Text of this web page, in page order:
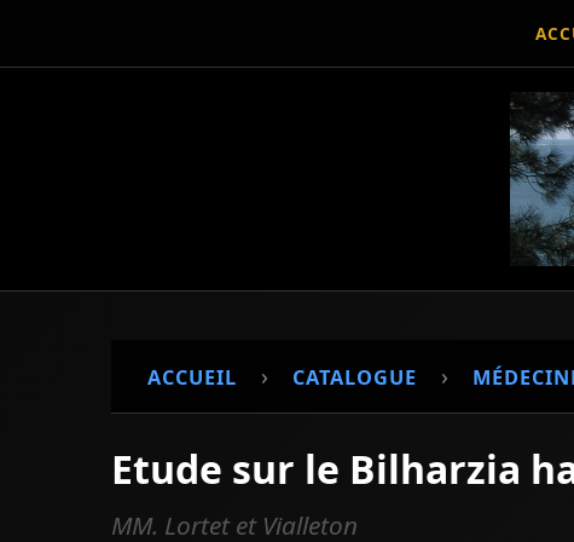
ACCUEIL › CATALOGUE ›
Etude sur le Bilharzia
MM. Lortet et Vialleton